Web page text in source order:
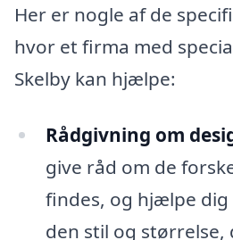
Her er nogle af de
hvor et firma med
Skelby kan hjælpe:
Rådgivning om
give råd om de
findes, og hjælpe
den stil og størrelse,